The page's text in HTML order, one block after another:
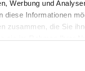
Werbung und
diese Informationen
zusammen, die Sie